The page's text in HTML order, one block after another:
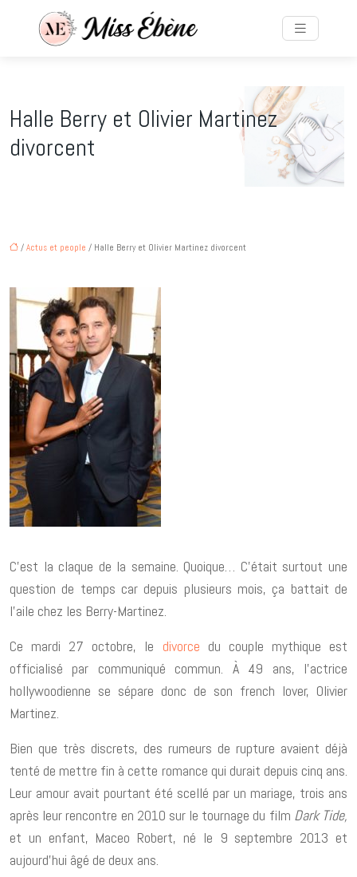
Halle Berry et Olivier Martinez
divorcent
/ Actus et people / Halle Berry et Olivier Martinez divorcent
C’est la claque de la semaine. Quoique… C’était surtout une
question de temps car depuis plusieurs mois, ça battait de
l’aile chez les Berry-Martinez.
Ce mardi 27 octobre, le divorce du couple mythique est
officialisé par communiqué commun. À 49 ans, l’actrice
hollywoodienne se sépare donc de son french lover, Olivier
Martinez.
Bien que très discrets, des rumeurs de rupture avaient déjà
tenté de mettre fin à cette romance qui durait depuis cinq ans.
Leur amour avait pourtant été scellé par un mariage, trois ans
après leur rencontre en 2010 sur le tour­nage du film Dark Tide,
et un enfant, Maceo Robert, né le 9 septembre 2013 et
aujourd’hui âgé de deux ans.